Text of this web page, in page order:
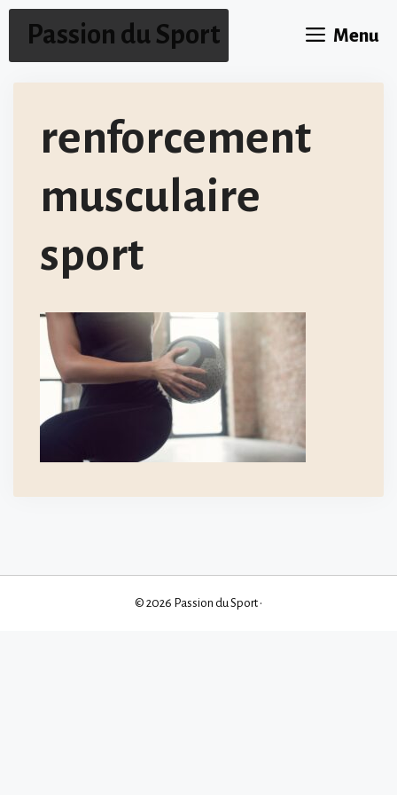
Aller
contenu
Passion du Sport Menu
renforcement
musculaire
sport
© 2026 Passion du Sport •